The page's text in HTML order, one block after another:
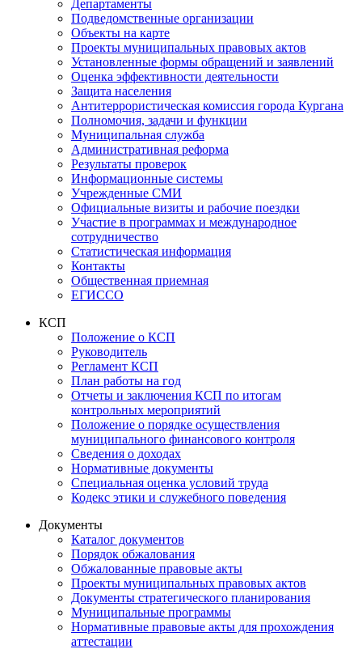
Департаменты
Подведомственные организации
Объекты на карте
Проекты муниципальных правовых актов
Установленные формы обращений и заявлений
Оценка эффективности деятельности
Защита населения
Антитеррористическая комиссия города Кургана
Полномочия, задачи и функции
Муниципальная служба
Административная реформа
Результаты проверок
Информационные системы
Учрежденные СМИ
Официальные визиты и рабочие поездки
Участие в программах и международное
сотрудничество
Статистическая информация
Контакты
Общественная приемная
ЕГИССО
КСП
Положение о КСП
Руководитель
Регламент КСП
План работы на год
Отчеты и заключения КСП по итогам
контрольных мероприятий
Положение о порядке осуществления
муниципального финансового контроля
Сведения о доходах
Нормативные документы
Специальная оценка условий труда
Кодекс этики и служебного поведения
Документы
Каталог документов
Порядок обжалования
Обжалованные правовые акты
Проекты муниципальных правовых актов
Документы стратегического планирования
Муниципальные программы
Нормативные правовые акты для прохождения
аттестации